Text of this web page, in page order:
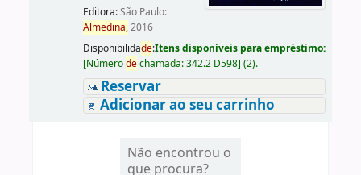
Editora:São Paulo:
Almedina,2016
Disponibilidade:Itens disponíveis para empréstimo:
[Númerodechamada:342.2 D598] (2).
Reservar
Adicionar ao seu carrinho
Não encontrou o
que procura?